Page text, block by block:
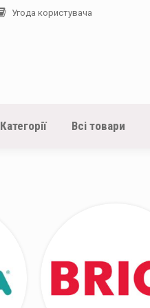
Угода користувача
Категорії Всі товари